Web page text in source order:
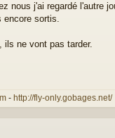
nous j'ai regardé l'autre
encore sortis.
ils ne vont pas tarder.
- http://fly-only.gobages.net/